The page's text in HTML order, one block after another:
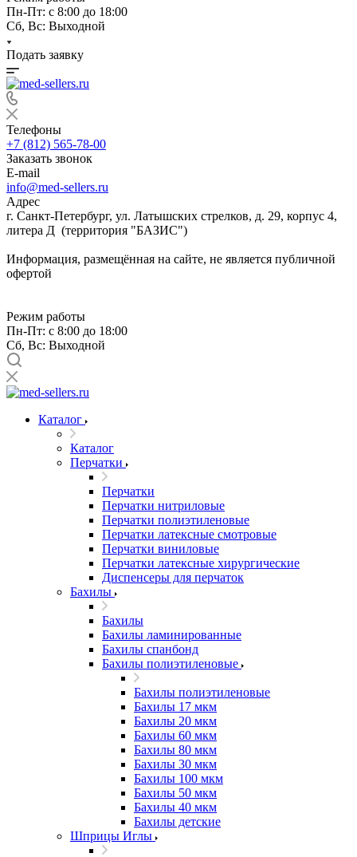
Пн-Пт: с 8:00 до 18:00
Сб, Вс: Выходной
Подать заявку
Телефоны
+7 (812) 565-78-00
Заказать звонок
E-mail
info@med-sellers.ru
Адрес
г. Санкт-Петербург, ул. Латышских стрелков, д. 29, корпус 4,
литера Д (территория "БАЗИС")
Информация, размещённая на сайте, не является публичной
офертой
Режим работы
Пн-Пт: с 8:00 до 18:00
Сб, Вс: Выходной
Каталог
Каталог
Перчатки
Перчатки
Перчатки нитриловые
Перчатки полиэтиленовые
Перчатки латексные смотровые
Перчатки виниловые
Перчатки латексные хирургические
Диспенсеры для перчаток
Бахилы
Бахилы
Бахилы ламинированные
Бахилы спанбонд
Бахилы полиэтиленовые
Бахилы полиэтиленовые
Бахилы 17 мкм
Бахилы 20 мкм
Бахилы 60 мкм
Бахилы 80 мкм
Бахилы 30 мкм
Бахилы 100 мкм
Бахилы 50 мкм
Бахилы 40 мкм
Бахилы детские
Шприцы Иглы